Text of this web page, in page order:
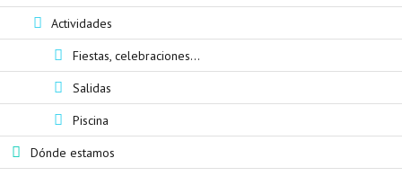
Actividades
Fiestas, celebraciones...
Salidas
Piscina
Dónde estamos